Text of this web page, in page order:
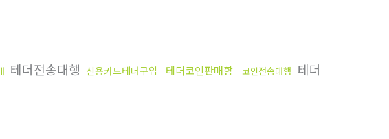
테더전송대행 신용카드테더구입 테더코인판매함 코인전송대행 테더